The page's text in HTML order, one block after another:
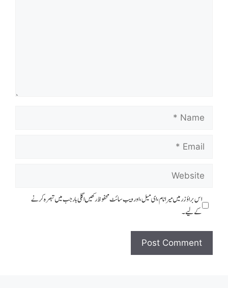
Email
Website
اس براؤزر میں میرا نام، ای میل، اور ویب سائٹ محفوظ رکھیں اگلی بار جب میں تبصرہ کرنے
کےلیے۔